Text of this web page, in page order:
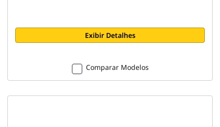
Exibir Detalhes
Comparar Modelos